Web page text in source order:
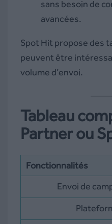
sans besoin de
avancées.
Spot Hit propose des
peuvent être
volume d’envoi.
Tableau
Partner ou
Fonctionnalités
Envoi de